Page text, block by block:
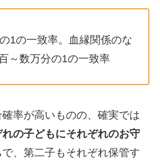
1の一致率。血縁関係のな
～数万分の1の一致率
率が高いものの、確実では
れの子どもにそれぞれのお守
で、第二子もそれぞれ保管す